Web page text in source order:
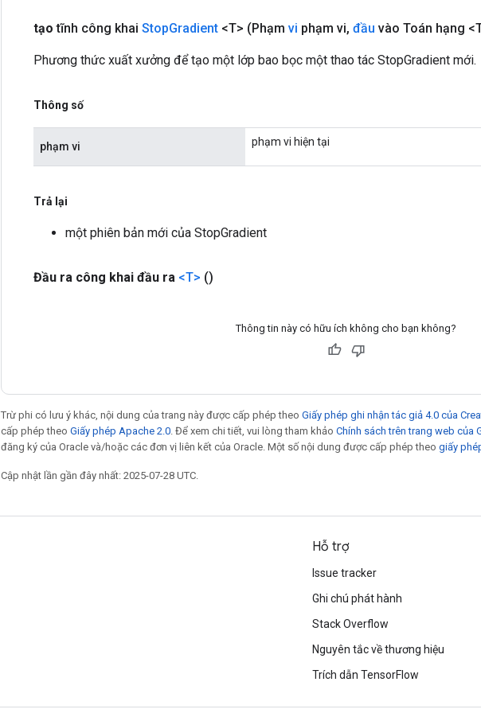
tạo tĩnh công khai StopGradient <T> (Phạm vi phạm vi, đầu vào Toán hạng
Phương thức xuất xưởng để tạo một lớp bao bọc một thao tác StopGradient mới.
Thông số
phạm vi phạm vi hiện tại
Trả lại
một phiên bản mới của StopGradient
Đầu ra công khai đầu ra <T> ()
Thông tin này có hữu ích không cho bạn không?
Trừ phi có lưu ý khác, nội dung của trang này được cấp phép theo Giấy phép ghi nhận tác giả 4.0 của
cấp phép theo Giấy phép Apache 2.0 . Để xem chi tiết, vui lòng tham khảo Chính sách trên trang web của
đăng ký của Oracle và/hoặc các đơn vị liên kết của Oracle. Một số nội dung được cấp phép theo giấy
Cập nhật lần gần đây nhất: 2025-07-28 UTC.
Hỗ trợ
Issue tracker
Ghi chú phát hành
Stack Overflow
Nguyên tắc về thương hiệu
Trích dẫn TensorFlow